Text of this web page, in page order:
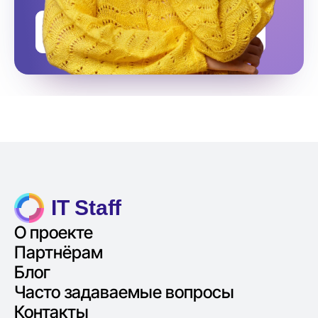
Оставить заявку на подбор
IT Staff
О проекте
Партнёрам
Блог
Часто задаваемые вопросы
Контакты